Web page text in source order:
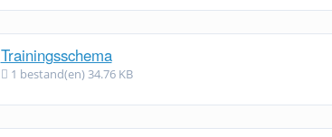
Trainingsschema
1 bestand(en) 34.76 KB